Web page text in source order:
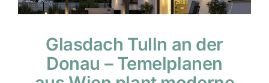
Referenzen
Über uns
Glasdach Tulln an der
Donau – Temelplanen